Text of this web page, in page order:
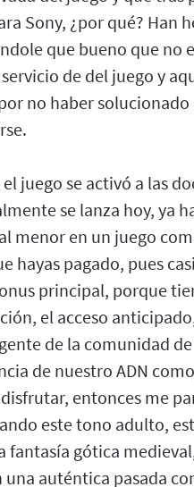
Sony, ¿por qué? Han
que bueno que no
de del juego y
no haber
juego se activó a las
se lanza hoy, ya
menor en un juego
hayas pagado, pues
principal, porque
el acceso
de la comunidad
de nuestro ADN
entonces me
este tono adulto,
fantasía gótica
una auténtica pasada